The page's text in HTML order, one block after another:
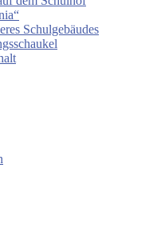
Schulgebäudes